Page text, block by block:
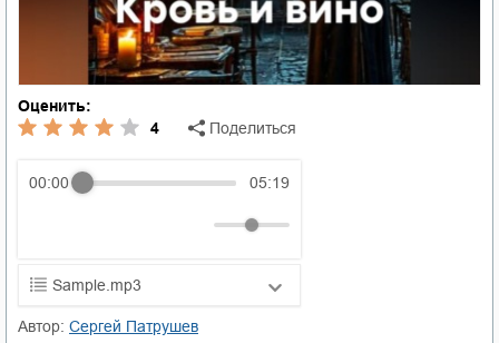
Оценить:
4
Поделиться
00:00 05:19
Sample.mp3
01.mp3
Автор:
Сергей Патрушев